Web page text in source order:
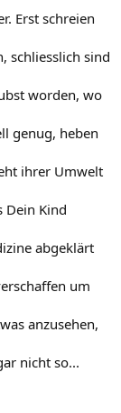
Erst schreien
schliesslich sind
worden, wo
genug, heben
ihrer Umwelt
Dein Kind
abgeklärt
um
anzusehen,
nicht so...